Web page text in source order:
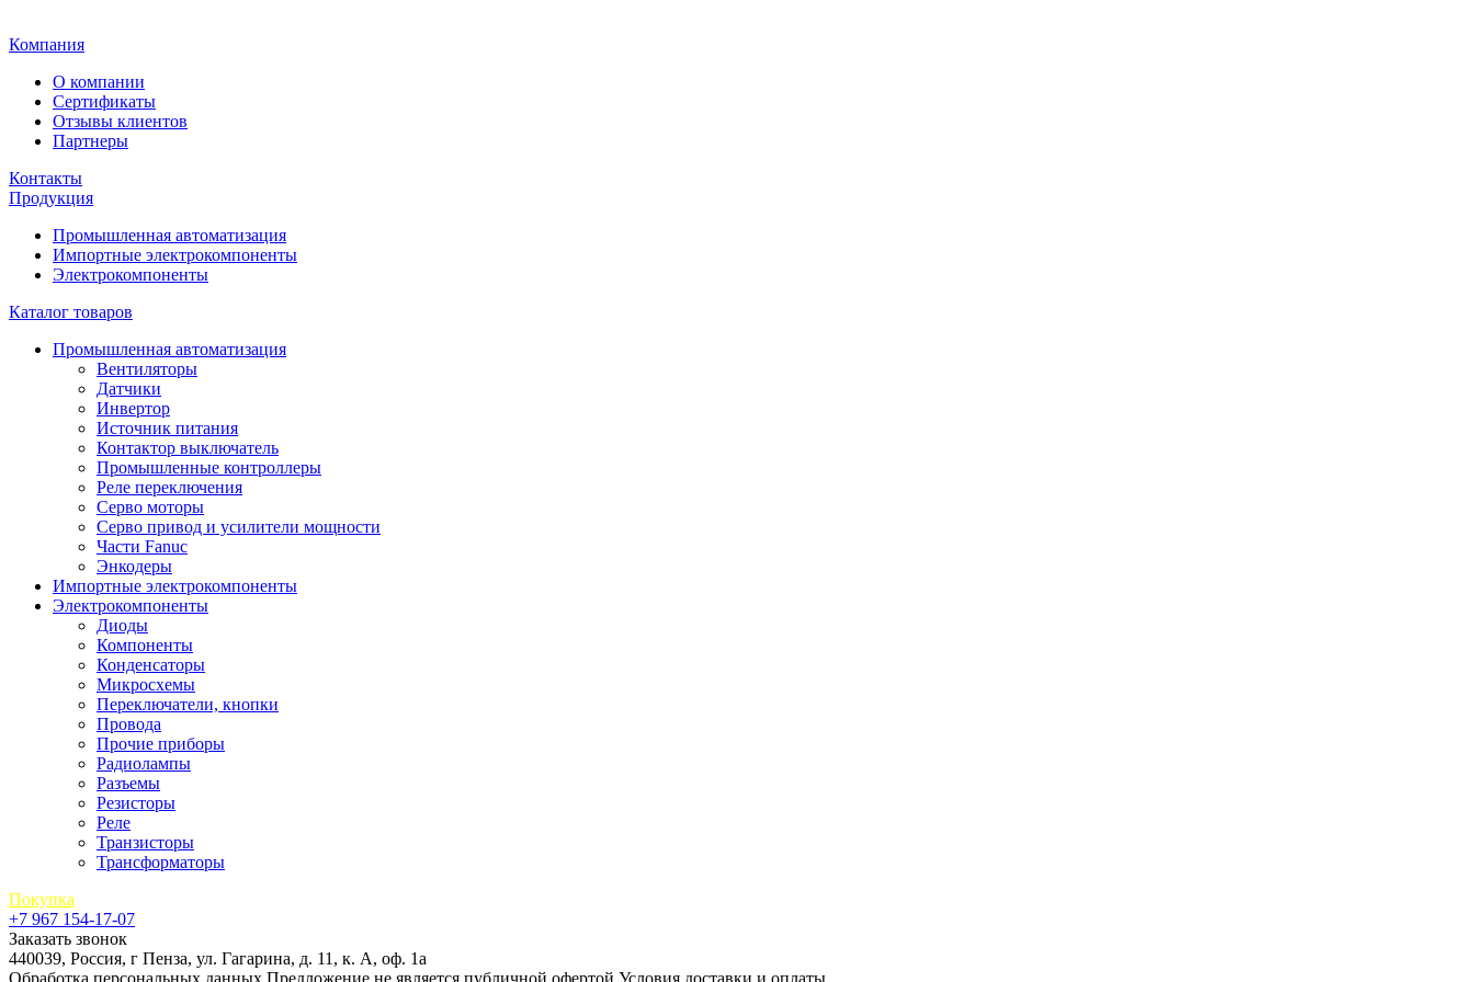
Компания
О компании
Сертификаты
Отзывы клиентов
Партнеры
Контакты
Продукция
Промышленная автоматизация
Импортные электрокомпоненты
Электрокомпоненты
Каталог товаров
Промышленная автоматизация
Вентиляторы
Датчики
Инвертор
Источник питания
Контактор выключатель
Промышленные контроллеры
Реле переключения
Серво моторы
Серво привод и усилители мощности
Части Fanuc
Энкодеры
Импортные электрокомпоненты
Электрокомпоненты
Диоды
Компоненты
Конденсаторы
Микросхемы
Переключатели, кнопки
Провода
Прочие приборы
Радиолампы
Разъемы
Резисторы
Реле
Транзисторы
Трансформаторы
Покупка
+7 967 154-17-07
Заказать звонок
440039, Россия, г Пенза, ул. Гагарина, д. 11, к. А, оф. 1а
Обработка персональных данных Предложение не является публичной офертой Условия доставки и оплаты